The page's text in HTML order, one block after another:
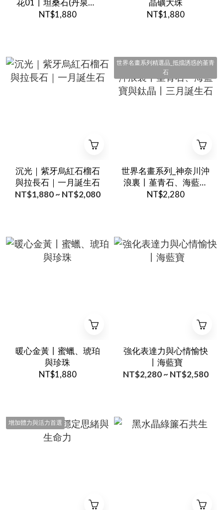
花01丨坦桑石(丹泉石)
與紫鋰輝
NT$1,880
晶礦大珠
NT$1,880
沉光｜紫牙烏紅石榴石
與拉長石｜一月誕生石
NT$1,880 ~ NT$2,080
世界名畫系列精選品_抵擋誘惑的堇青
石
世界名畫系列_神奈川沖
浪裏丨堇青石、海藍寶
與鈦晶丨三月誕生石
NT$2,280
暖心金黃丨蜜蠟、琥珀
與珍珠
NT$1,880
強化表達力與心情愉快
丨海藍寶
NT$2,280 ~ NT$2,580
增加體力與活力首選